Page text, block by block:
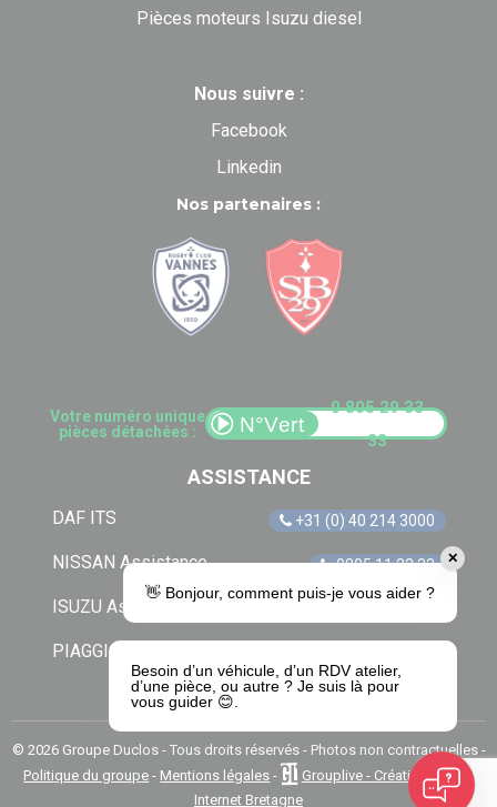
Pièces moteurs Isuzu diesel
Nous suivre :
Facebook
Linkedin
Nos partenaires :
Votre numéro unique
pièces détachées :
0 805 29 33
33
ASSISTANCE
DAF ITS +31 (0) 40 214 3000
NISSAN Assistance 0805 11 22 33
ISUZU Assistance
PIAGGIO Assistance
© 2026 Groupe Duclos - Tous droits réservés - Photos non contractuelles -
Politique du groupe - Mentions légales -
Grouplive - Création de site
Internet Bretagne
✕
👋 Bonjour, comment puis-je vous aider ?
Besoin d’un véhicule, d’un RDV atelier,
d’une pièce, ou autre ? Je suis là pour
vous guider 😊.